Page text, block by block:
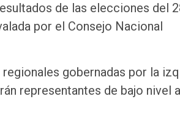
de las elecciones del
por el Consejo Nacional
gobernadas por la
representantes de bajo nivel